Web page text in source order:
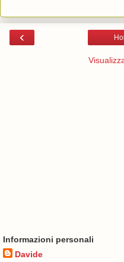
‹
Informazioni personali
Davide